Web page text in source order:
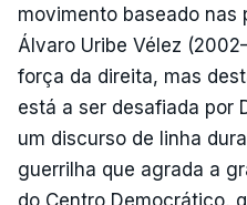
movimento baseado nas
Álvaro Uribe Vélez
força da direita, mas
está a ser desafiada por
um discurso de linha
guerrilha que agrada a
do Centro Democrático,